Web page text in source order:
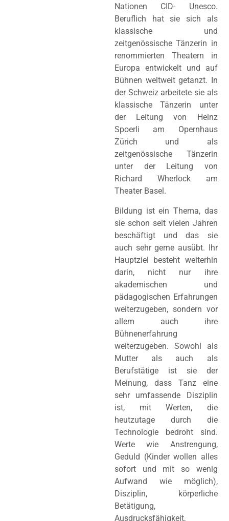
Nationen CID- Unesco.
Beruflich hat sie sich als
klassische und
zeitgenössische Tänzerin in
renommierten Theatern in
Europa entwickelt und auf
Bühnen weltweit getanzt. In
der Schweiz arbeitete sie als
klassische Tänzerin unter
der Leitung von Heinz
Spoerli am Opernhaus
Zürich und als
zeitgenössische Tänzerin
unter der Leitung von
Richard Wherlock am
Theater Basel.
Bildung ist ein Thema, das
sie schon seit vielen Jahren
beschäftigt und das sie
auch sehr gerne ausübt. Ihr
Hauptziel besteht weiterhin
darin, nicht nur ihre
akademischen und
pädagogischen Erfahrungen
weiterzugeben, sondern vor
allem auch ihre
Bühnenerfahrung
weiterzugeben. Sowohl als
Mutter als auch als
Berufstätige ist sie der
Meinung, dass Tanz eine
sehr umfassende Disziplin
ist, mit Werten, die
heutzutage durch die
Technologie bedroht sind.
Werte wie Anstrengung,
Geduld (Kinder wollen alles
sofort und mit so wenig
Aufwand wie möglich),
Disziplin, körperliche
Betätigung,
Ausdrucksfähigkeit,